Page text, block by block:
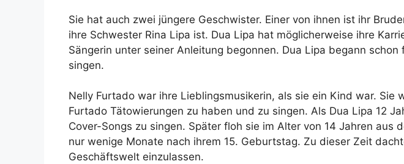
Sie hat auch zwei jüngere Geschwister. Einer von ihnen ist ihr
ihre Schwester Rina Lipa ist. Dua Lipa hat möglicherweise ihre
Sängerin unter seiner Anleitung begonnen. Dua Lipa begann
singen.
Nelly Furtado war ihre Lieblingsmusikerin, als sie ein Kind war. Sie
Furtado Tätowierungen zu haben und zu singen. Als Dua Lipa 12
Cover-Songs zu singen. Später floh sie im Alter von 14 Jahren aus
nur wenige Monate nach ihrem 15. Geburtstag. Zu dieser Zeit
Geschäftswelt einzulassen.